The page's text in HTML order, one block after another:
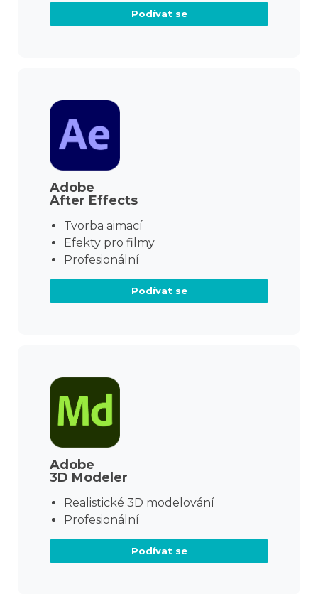
Podívat se
Adobe
After Effects
Tvorba aimací
Efekty pro filmy
Profesionální
Podívat se
Adobe
3D Modeler
Realistické 3D modelování
Profesionální
Podívat se